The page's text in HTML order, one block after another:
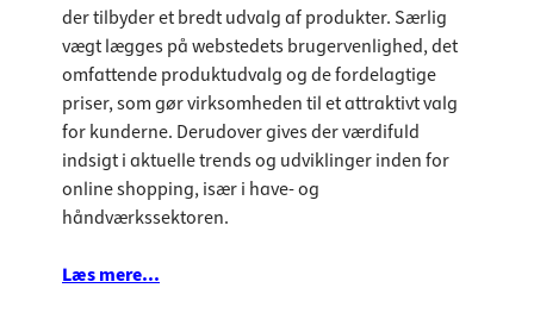
der tilbyder et bredt udvalg af produkter. Særlig
vægt lægges på webstedets brugervenlighed, det
omfattende produktudvalg og de fordelagtige
priser, som gør virksomheden til et attraktivt valg
for kunderne. Derudover gives der værdifuld
indsigt i aktuelle trends og udviklinger inden for
online shopping, især i have- og
håndværkssektoren.
Læs mere...